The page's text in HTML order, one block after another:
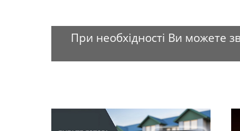
При необхідності Ви можете